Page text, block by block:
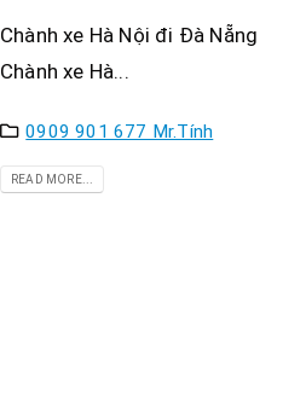
Chành xe Hà Nội đi Đà Nẵng
Chành xe Hà...
0909 901 677 Mr.Tính
READ MORE...